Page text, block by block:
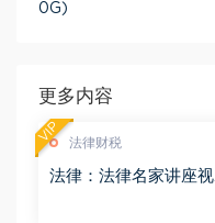
0G)
更多内容
法律财税
法律：法律名家讲座视
VIP